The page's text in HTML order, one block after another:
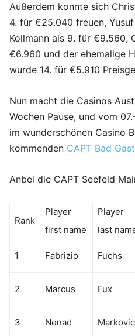
Außerdem konnte sich
4. für €25.040 freuen,
Kollmann als 9. für €9.560,
€6.960 und der ehemalige
wurde 14. für €5.910
Nun macht die Casinos
Wochen Pause, und vom
im wunderschönen Casino
kommenden CAPT Bad
Anbei die CAPT Seefeld
Rank
Player Player
first name
last
1 Fabrizio Fuchs
2 Marcus Fux
3 Nenad Markovic